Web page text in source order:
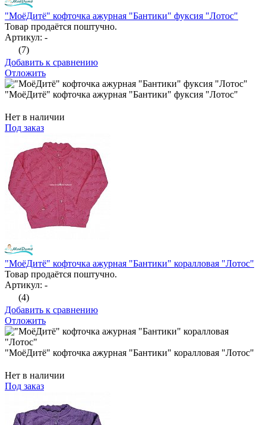
"МоёДитё" кофточка ажурная "Бантики" фуксия "Лотос"
Товар продаётся поштучно.
Артикул: -
(7)
Добавить к сравнению
Отложить
"МоёДитё" кофточка ажурная "Бантики" фуксия "Лотос"
Нет в наличии
Под заказ
"МоёДитё" кофточка ажурная "Бантики" коралловая "Лотос"
Товар продаётся поштучно.
Артикул: -
(4)
Добавить к сравнению
Отложить
"МоёДитё" кофточка ажурная "Бантики" коралловая "Лотос"
Нет в наличии
Под заказ